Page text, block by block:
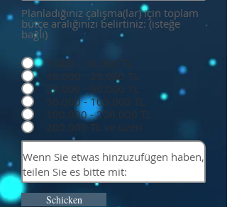
Planladığınız çalışma(lar) için toplam
bütçe aralığınızı belirtiniz: (isteğe
bağlı)
5.000 - 10.000 TL
10.000 - 25.000 TL
25.000 - 50.000 TL
50.000 - 100.000 TL
100.000 - 200.000 TL
200.000 TL ve üzeri
Schicken